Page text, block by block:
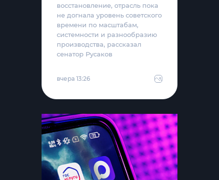
восстановление, отрасль пока
не догнала уровень советского
времени по масштабам,
системности и разнообразию
производства, рассказал
сенатор Русаков
вчера 13:26